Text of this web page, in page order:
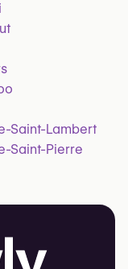
Saint-Lambert
Saint-Pierre